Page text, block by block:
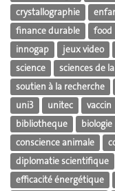
crystallographie
finance durable
food
innogap
jeux video
science
sciences de
soutien à la recherche
uni3
unitec vaccin
bibliotheque
conscience animale
diplomatie scientifique
efficacité énergétique